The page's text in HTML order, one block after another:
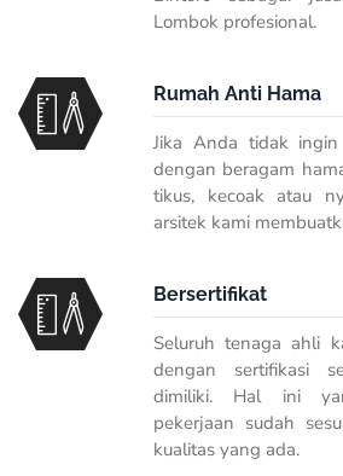
Lombok profesional.
Rumah Anti Hama
Jika Anda tidak
dengan beragam
tikus, kecoak atau
arsitek kami
Bersertifikat
Seluruh tenaga ahli
dengan sertifikasi
dimiliki. Hal ini
pekerjaan sudah
kualitas yang ada.